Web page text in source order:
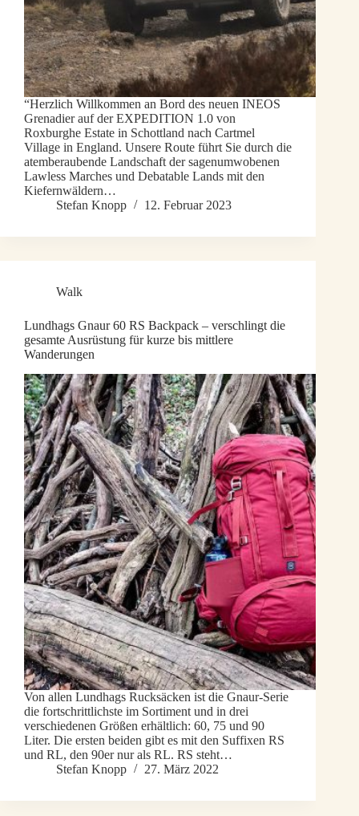
“Herzlich Willkommen an Bord des neuen INEOS
Grenadier auf der EXPEDITION 1.0 von
Roxburghe Estate in Schottland nach Cartmel
Village in England. Unsere Route führt Sie durch die
atemberaubende Landschaft der sagenumwobenen
Lawless Marches und Debatable Lands mit den
Kiefernwäldern…
Stefan Knopp
12. Februar 2023
Walk
Lundhags Gnaur 60 RS Backpack – verschlingt die
gesamte Ausrüstung für kurze bis mittlere
Wanderungen
Von allen Lundhags Rucksäcken ist die Gnaur-Serie
die fortschrittlichste im Sortiment und in drei
verschiedenen Größen erhältlich: 60, 75 und 90
Liter. Die ersten beiden gibt es mit den Suffixen RS
und RL, den 90er nur als RL. RS steht…
Stefan Knopp
27. März 2022